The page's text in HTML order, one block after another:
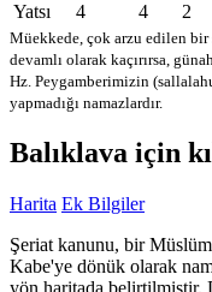
Yatsı
4 4 2
Müekkede, çok arzu edilen bir
devamlı olarak kaçırırsa,
Hz. Peygamberimizin
yapmadığı namazlardır.
Balıklava için
Harita Ek Bilgiler
Şeriat kanunu, bir
Kabe'ye dönük olarak